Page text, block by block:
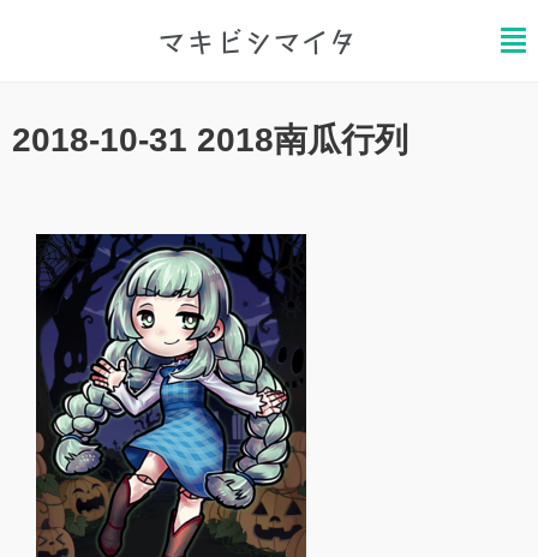
マキビシマイタ
2018-10-31 2018南瓜行列
2018-10-31 2018南瓜行列